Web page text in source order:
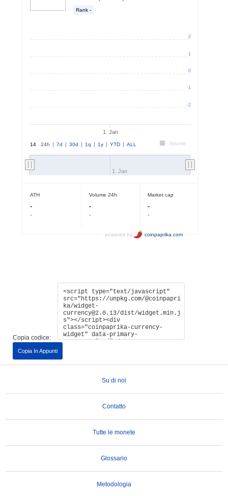
Copia codice:
Copia In Appunti
Su di noi
Contatto
Tutte le monete
Glossario
Metodologia